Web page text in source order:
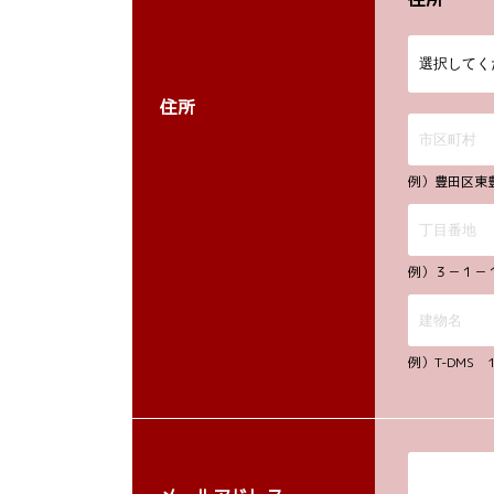
住所
例）豊田区東
例）３－１－１
例）T-DMS